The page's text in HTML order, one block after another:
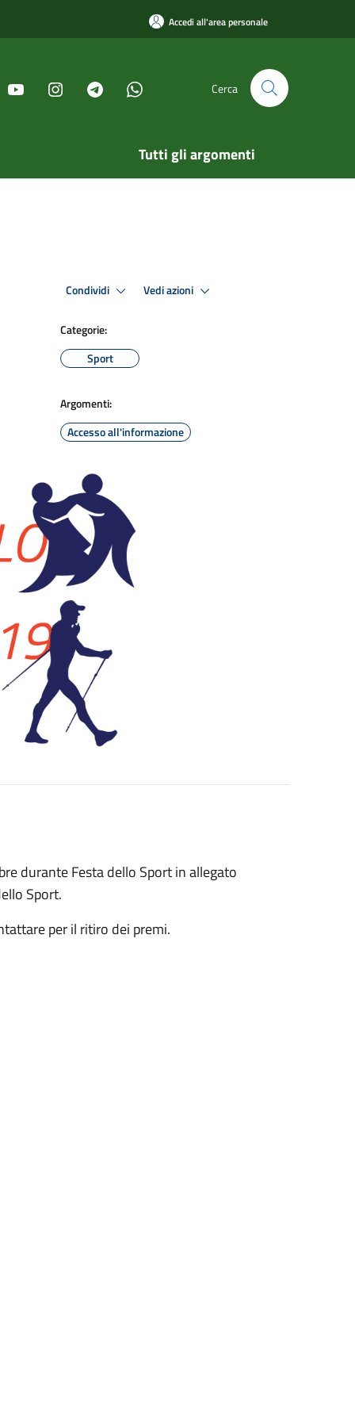
Accedi all'area personale
Cerca
Tutti gli argomenti
Condividi Vedi azioni
Categorie:
Sport
Argomenti:
Accesso all'informazione
durante Festa dello Sport in allegato
Sport.
per il ritiro dei premi.